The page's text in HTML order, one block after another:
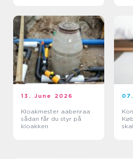
13. June 2026
Kloakmester aabenraa
sådan får du styr på
kloakken